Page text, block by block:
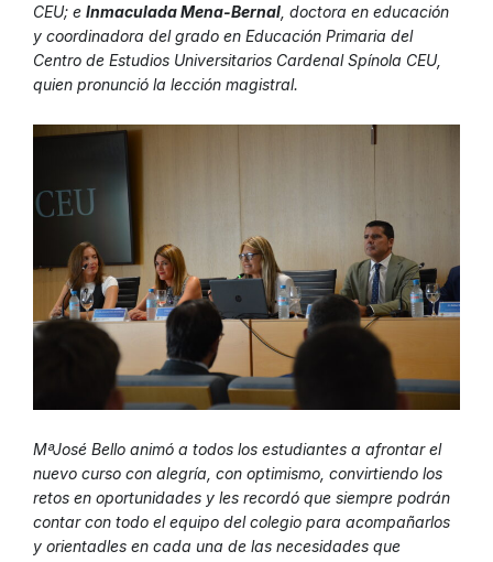
CEU; e Inmaculada Mena-Bernal , doctora en educación
y coordinadora del grado en Educación Primaria del
Centro de Estudios Universitarios Cardenal Spínola CEU,
quien pronunció la lección magistral.
MªJosé Bello animó a todos los estudiantes a afrontar el
nuevo curso con alegría, con optimismo, convirtiendo los
retos en oportunidades y les recordó que siempre podrán
contar con todo el equipo del colegio para acompañarlos
y orientadles en cada una de las necesidades que